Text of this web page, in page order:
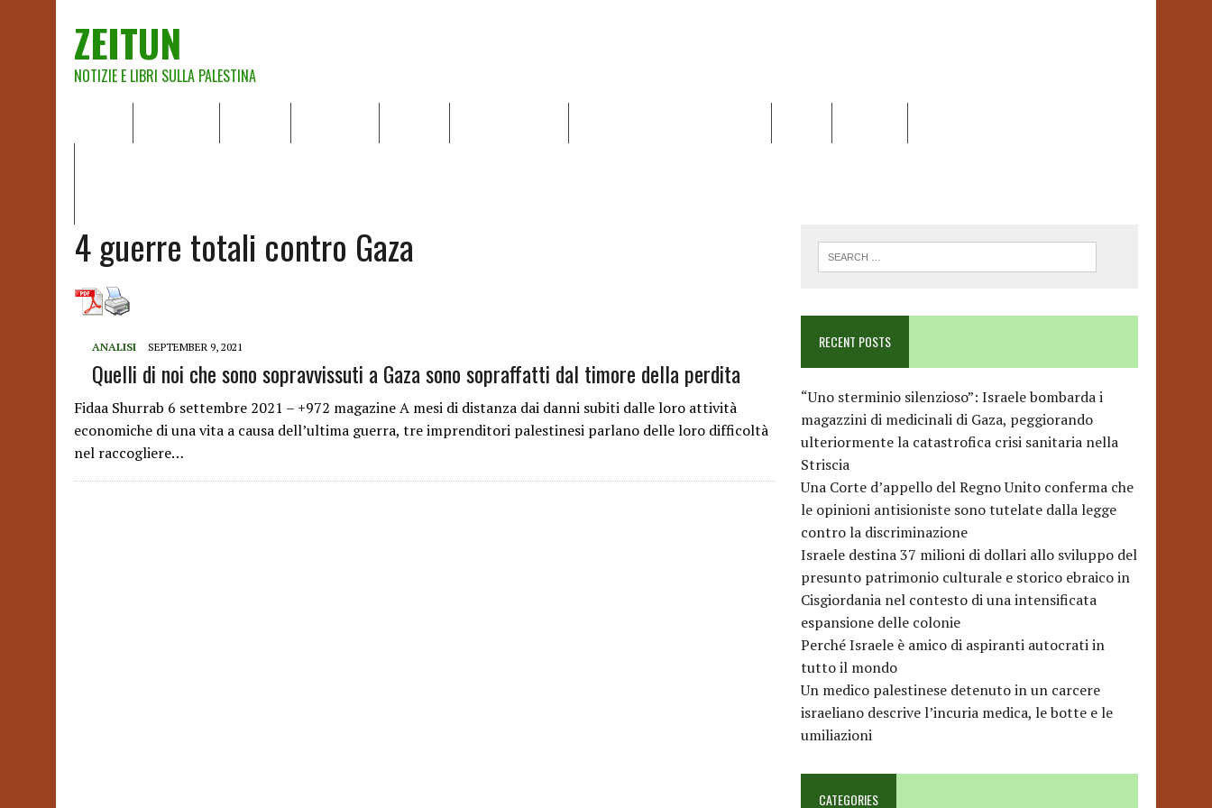
ZEITUN
NOTIZIE E LIBRI SULLA PALESTINA
4 guerre totali contro Gaza
ANALISI SEPTEMBER 9, 2021
Quelli di noi che sono sopravvissuti a Gaza sono sopraffatti dal timore della perdita
Fidaa Shurrab 6 settembre 2021 – +972 magazine A mesi di distanza dai danni subiti dalle loro attività
economiche di una vita a causa dell’ultima guerra, tre imprenditori palestinesi parlano delle loro difficoltà
nel raccogliere…
RECENT POSTS
“Uno sterminio silenzioso”: Israele bombarda i
magazzini di medicinali di Gaza, peggiorando
ulteriormente la catastrofica crisi sanitaria nella
Striscia
Una Corte d’appello del Regno Unito conferma che
le opinioni antisioniste sono tutelate dalla legge
contro la discriminazione
Israele destina 37 milioni di dollari allo sviluppo del
presunto patrimonio culturale e storico ebraico in
Cisgiordania nel contesto di una intensificata
espansione delle colonie
Perché Israele è amico di aspiranti autocrati in
tutto il mondo
Un medico palestinese detenuto in un carcere
israeliano descrive l’incuria medica, le botte e le
umiliazioni
CATEGORIES